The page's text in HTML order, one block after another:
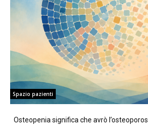
Spazio pazienti
Osteopenia significa che avrò